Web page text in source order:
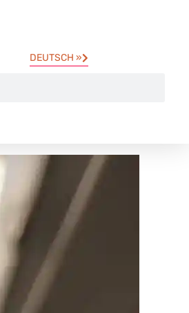
DEUTSCH »